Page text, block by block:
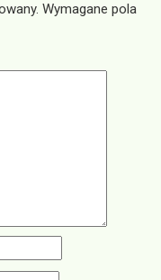
Wymagane pola